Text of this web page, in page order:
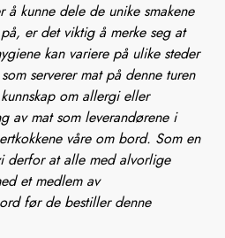
kunne dele de unike smakene
er det viktig å merke seg at
kan variere på ulike steder
serverer mat på denne turen
om allergi eller
av mat som leverandørene i
våre om bord. Som en
derfor at alle med alvorlige
et medlem av
før de bestiller denne